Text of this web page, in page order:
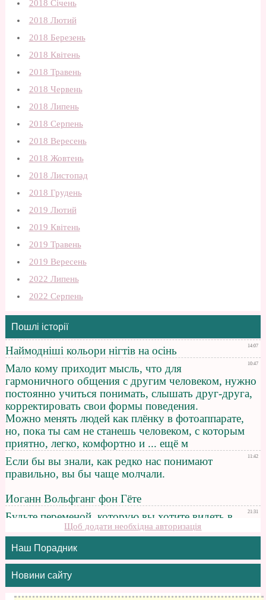
2018 Січень
2018 Лютий
2018 Березень
2018 Квітень
2018 Травень
2018 Червень
2018 Липень
2018 Серпень
2018 Вересень
2018 Жовтень
2018 Листопад
2018 Грудень
2019 Лютий
2019 Квітень
2019 Травень
2019 Вересень
2022 Липень
2022 Серпень
Пошлі історії
Щоб додати необхідна авторизація
Наш Порадник
Новини сайту